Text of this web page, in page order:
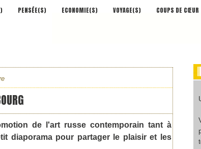
PENSÉE(S) ECONOMIE(S) VOYAGE(S) COUPS DE CŒUR
de l'art russe contemporain tant à
diaporama pour partager le plaisir et les